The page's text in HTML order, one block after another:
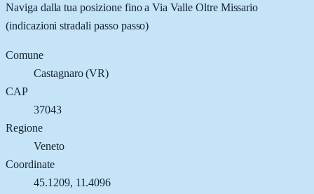
Naviga dalla tua posizione fino aVia Valle Oltre Missario
(indicazioni stradali passo passo)
Comune
Castagnaro(VR)
CAP
37043
Regione
Veneto
Coordinate
45.1209, 11.4096